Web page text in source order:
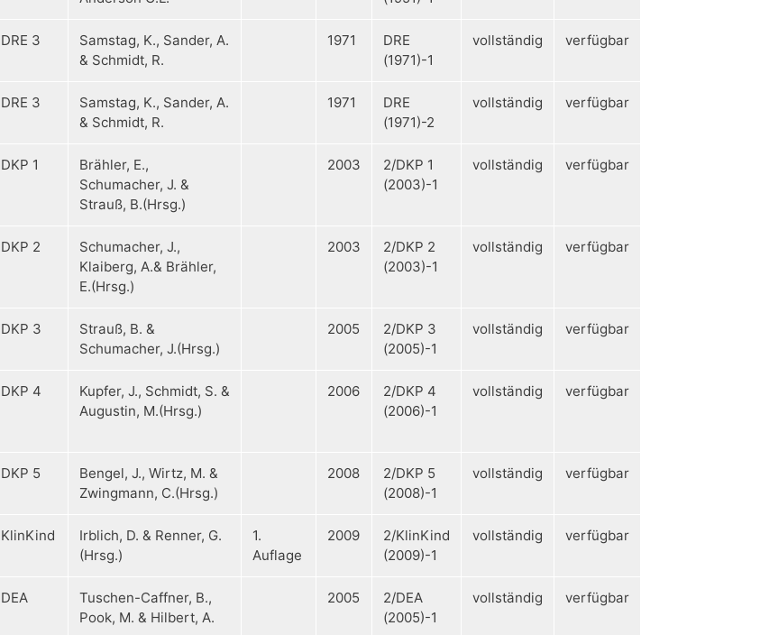
DRE 3
Samstag, K., Sander, A.
& Schmidt, R.
1971
DRE
(1971)-1
vollständig verfügbar
DRE 3
Samstag, K., Sander, A.
& Schmidt, R.
1971
DRE
(1971)-2
vollständig verfügbar
DKP 1
Brähler, E.,
Schumacher, J. &
Strauß, B.(Hrsg.)
2003
2/DKP 1
(2003)-1
vollständig verfügbar
DKP 2
Schumacher, J.,
Klaiberg, A.& Brähler,
E.(Hrsg.)
2003
2/DKP 2
(2003)-1
vollständig verfügbar
DKP 3
Strauß, B. &
Schumacher, J.(Hrsg.)
2005
2/DKP 3
(2005)-1
vollständig verfügbar
DKP 4
Kupfer, J., Schmidt, S. &
Augustin, M.(Hrsg.)
2006
2/DKP 4
(2006)-1
vollständig verfügbar
DKP 5
Bengel, J., Wirtz, M. &
Zwingmann, C.(Hrsg.)
2008
2/DKP 5
(2008)-1
vollständig verfügbar
KlinKind
Irblich, D. & Renner, G.
(Hrsg.)
1.
Auflage
2009
2/KlinKind
(2009)-1
vollständig verfügbar
DEA
Tuschen-Caffner, B.,
Pook, M. & Hilbert, A.
2005
2/DEA
(2005)-1
vollständig verfügbar